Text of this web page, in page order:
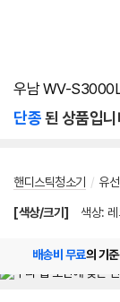
우남 WV-
단종된 상품입
핸디스틱청소기 / 유선
[색상/크기] 색상:
배송비 무료의 기